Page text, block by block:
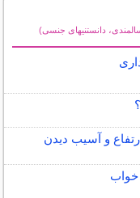
سالمندی، دانستنیهای جنسی)
و آسیب دیدن
خواب